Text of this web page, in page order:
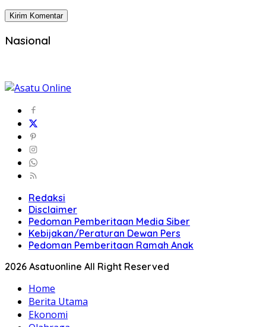
Nasional
Redaksi
Disclaimer
Pedoman Pemberitaan Media Siber
Kebijakan/Peraturan Dewan Pers
Pedoman Pemberitaan Ramah Anak
2026 Asatuonline All Right Reserved
Home
Berita Utama
Ekonomi